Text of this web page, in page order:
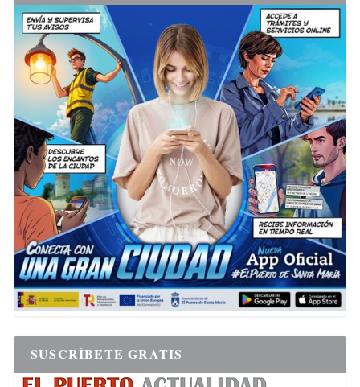
SUSCRÍBETE GRATIS